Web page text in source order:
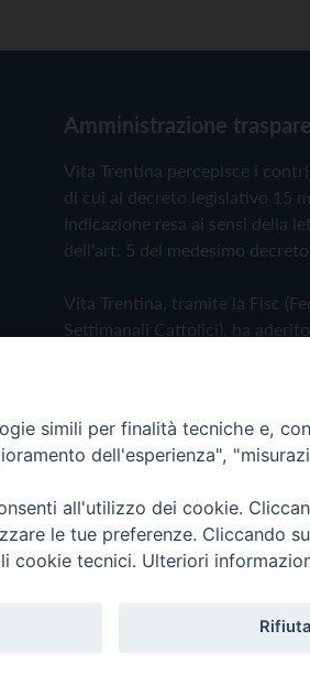
Amministrazione
Vita Trentina percepisce i
di cui al decreto legislativo 15
Indicazione resa ai sensi della
dell'art. 5 del medesimo decreto
Vita Trentina, tramite la Fisc
Settimanali Cattolici), ha
Privacy Policy Cookie Policy
Trentina Editrice
simili per finalità tecniche e,
dell'esperienza",
all'utilizzo dei cookie.
le tue preferenze. Cliccando
cookie tecnici. Ulteriori
Rifiuta